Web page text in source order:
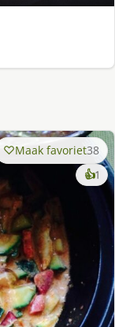
Maak favoriet38
👍1